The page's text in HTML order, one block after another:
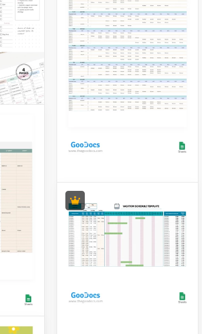
Wöchentlicher
Mitarbeiter
Schichtplan
Ein wöchentlicher
Arbeitsplan für Mitarbeiter
Papier sein.